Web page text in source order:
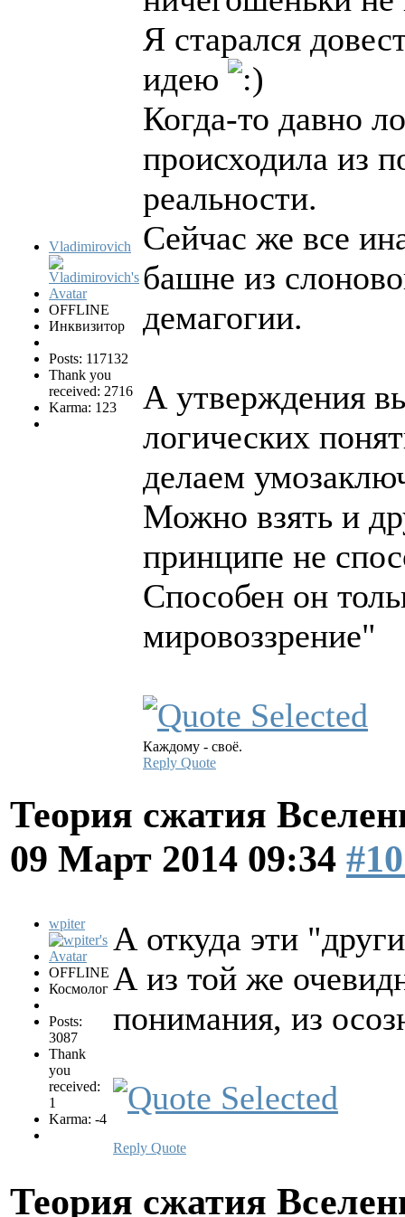
Vladimirovich
OFFLINE
Инквизитор
Posts: 117132
Thank you
received: 2716
Karma: 123
Я старался
идею
Когда-то давно
происходила из
реальности.
Сейчас же все
башне из
демагогии.
А утверждения
логических
делаем
Можно взять и
принципе не
Способен он
мировоззрение"
Каждому - своё.
Reply Quote
Теория сжатия
09 Март 2014 09:34
wpiter
OFFLINE
Космолог
Posts:
3087
Thank
you
received:
1
Karma: -4
А откуда эти
А из той же
понимания, из
Reply Quote
Теория сжатия